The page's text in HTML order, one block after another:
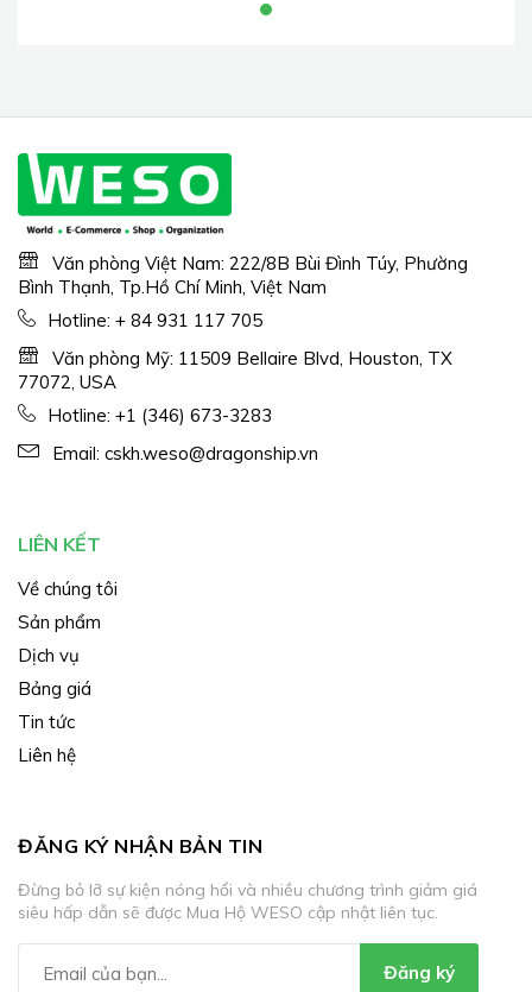
(Màu trắng)
Văn phòng Việt Nam: 222/8B Bùi Đình Túy, Phường
Bình Thạnh, Tp.Hồ Chí Minh, Việt Nam
Hotline: + 84 931 117 705
Văn phòng Mỹ: 11509 Bellaire Blvd, Houston, TX
77072, USA
Hotline: +1 (346) 673-3283
Email: cskh.weso@dragonship.vn
LIÊN KẾT
Về chúng tôi
Sản phẩm
Dịch vụ
Bảng giá
Tin tức
Liên hệ
ĐĂNG KÝ NHẬN BẢN TIN
Đừng bỏ lỡ sự kiện nóng hổi và nhiều chương trình giảm giá
siêu hấp dẫn sẽ được Mua Hộ WESO cập nhật liên tục.
Đăng ký